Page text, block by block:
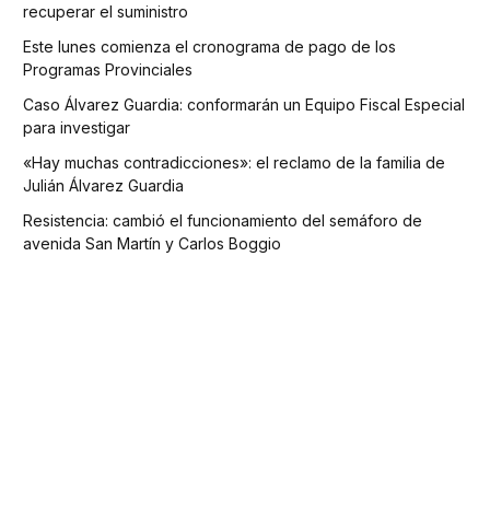
recuperar el suministro
Este lunes comienza el cronograma de pago de los
Programas Provinciales
Caso Álvarez Guardia: conformarán un Equipo Fiscal Especial
para investigar
«Hay muchas contradicciones»: el reclamo de la familia de
Julián Álvarez Guardia
Resistencia: cambió el funcionamiento del semáforo de
avenida San Martín y Carlos Boggio